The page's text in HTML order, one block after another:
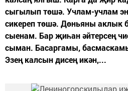
сыгылып төшә. Учлам-учлам
сикереп төшә. Дөньяны аклык
сыенам. Бар җиһан әйтерсең
сыман. Басаргамы,
Эзең калсын дисең икән,...